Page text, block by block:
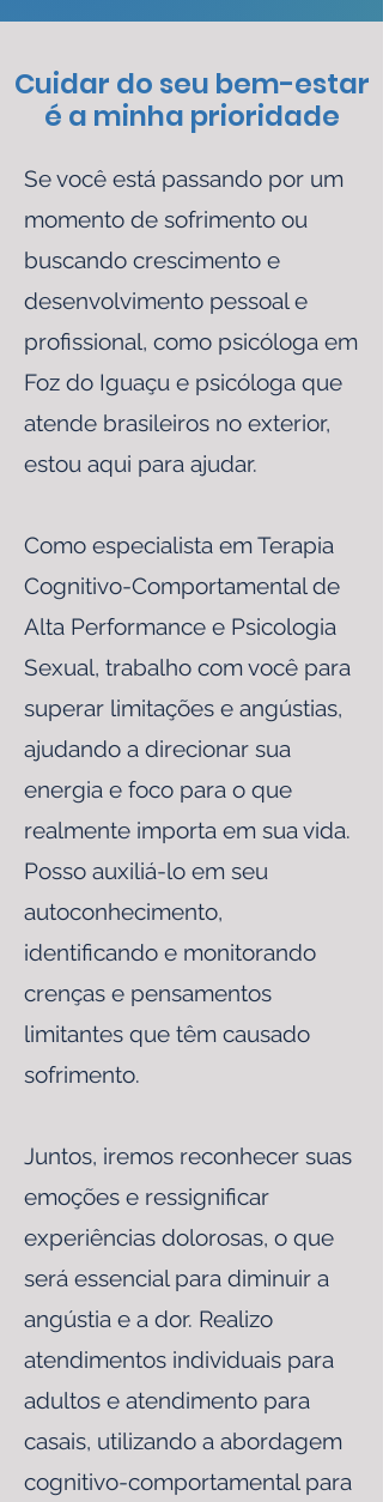
Cuidar do seu bem-estar
é a minha prioridade
Se você está passando por um
momento de sofrimento ou
buscando crescimento e
desenvolvimento pessoal e
profissional, como psicóloga em
Foz do Iguaçu e psicóloga que
atende brasileiros no exterior,
estou aqui para ajudar.
Como especialista em Terapia
Cognitivo-Comportamental de
Alta Performance e Psicologia
Sexual, trabalho com você para
superar limitações e angústias,
ajudando a direcionar sua
energia e foco para o que
realmente importa em sua vida.
Posso auxiliá-lo em seu
autoconhecimento,
identificando e monitorando
crenças e pensamentos
limitantes que têm causado
sofrimento.
Juntos, iremos reconhecer suas
emoções e ressignificar
experiências dolorosas, o que
será essencial para diminuir a
angústia e a dor. Realizo
atendimentos individuais para
adultos e atendimento para
casais, utilizando a abordagem
cognitivo-comportamental para